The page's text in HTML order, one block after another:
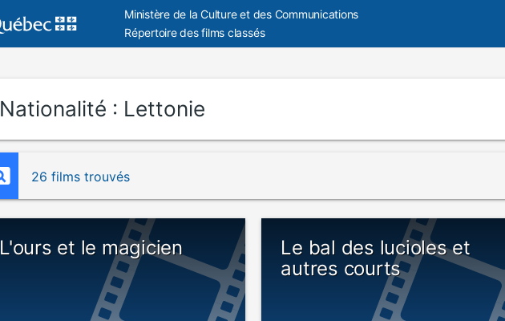
Ministère de la Culture et des Communications
Répertoire des films classés
Nationalité : Lettonie
26 films trouvés
L'ours et le magicien
Le bal des lucioles et
autres courts